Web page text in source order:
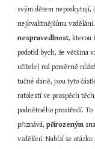
svým dětem neposkytují,
nejkvalitnějšímu
nespravedlnost, kterou
podotkl bych, že většina
učitele) má poměrně
tučné daně, jsou tyto
ratolestí ve prospěch
podnětného prostředí. To
přiznává, přirozeným
vzdělání. Nabízí se